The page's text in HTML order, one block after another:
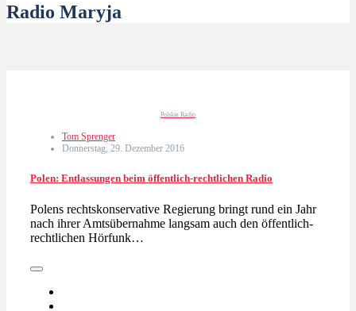
Radio Maryja
Polskie Radio
Tom Sprenger
Donnerstag, 29. Dezember 2016
Polen: Entlassungen beim öffentlich-rechtlichen Radio
Polens rechtskonservative Regierung bringt rund ein Jahr
nach ihrer Amtsübernahme langsam auch den öffentlich-
rechtlichen Hörfunk…